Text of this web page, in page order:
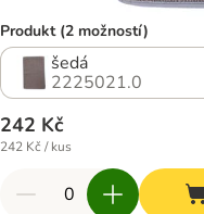
Produkt (2 možností)
šedá
2225021.0
242 Kč
242 Kč / kus